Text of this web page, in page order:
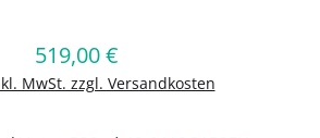
Regulärer Preis:
519,00 €
MwSt. zzgl. Versandkosten
In den Warenkorb